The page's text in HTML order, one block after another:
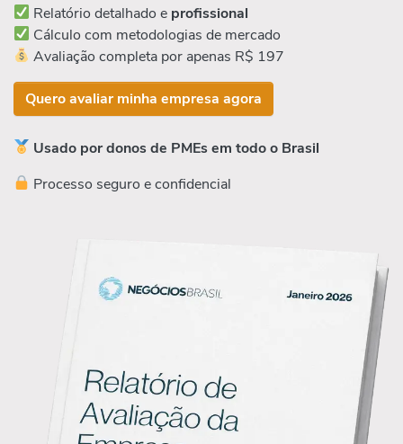
Relatório detalhado e profissional
Cálculo com metodologias de mercado
Avaliação completa por apenas R$ 197
Quero avaliar minha empresa agora
Usado por donos de PMEs em todo o Brasil
Processo seguro e confidencial